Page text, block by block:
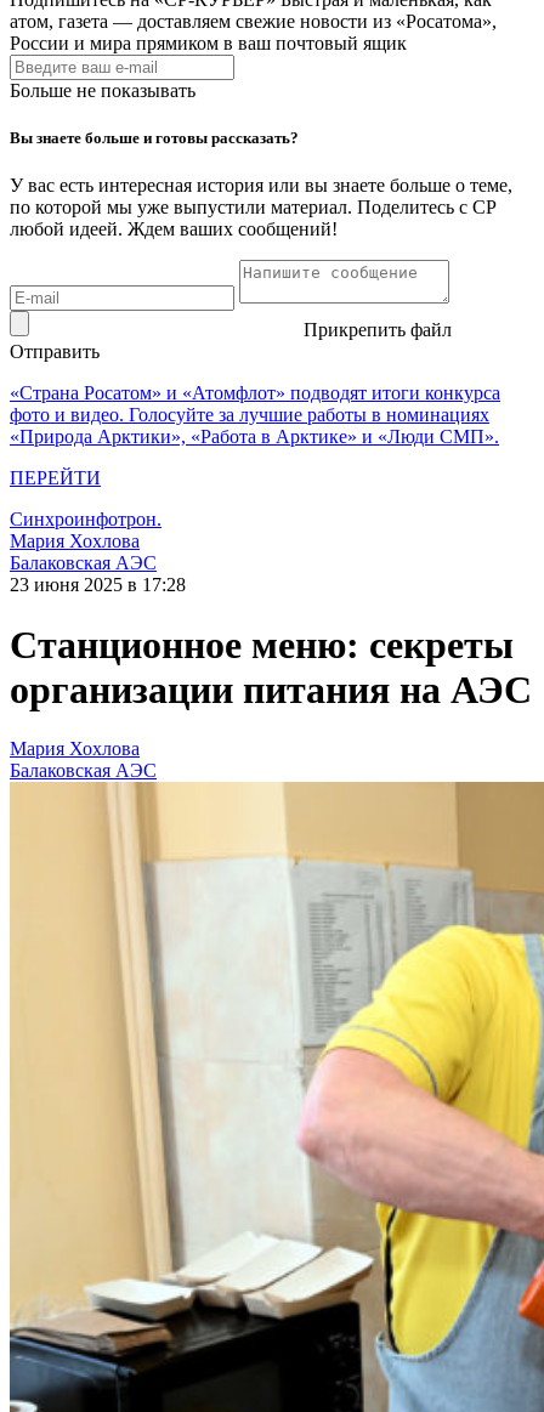
атом, газета — доставляем свежие новости из «Росатома»,
России и мира прямиком в ваш почтовый ящик
Больше не показывать
Вы знаете больше и готовы рассказать?
У вас есть интересная история или вы знаете больше о теме,
по которой мы уже выпустили материал. Поделитесь с СР
любой идеей. Ждем ваших сообщений!
Прикрепить файл
Отправить
«Страна Росатом» и «Атомфлот» подводят итоги конкурса
фото и видео. Голосуйте за лучшие работы в номинациях
«Природа Арктики», «Работа в Арктике» и «Люди СМП».
ПЕРЕЙТИ
Синхроинфотрон.
Мария Хохлова
Балаковская АЭС
23 июня 2025 в 17:28
Станционное меню: секреты
организации питания на АЭС
Мария Хохлова
Балаковская АЭС